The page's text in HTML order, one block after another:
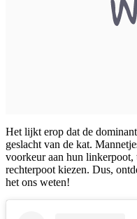
Het lijkt erop dat de
geslacht van de kat.
voorkeur aan hun
rechterpoot kiezen. Dus,
het ons weten!